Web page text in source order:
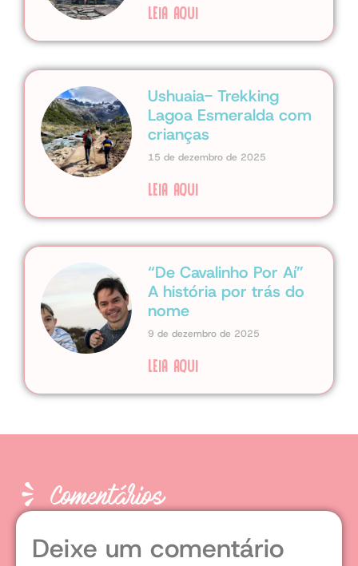
LEIA AQUI
Ushuaia- Trekking
Lagoa Esmeralda com
crianças
15 de dezembro de 2025
LEIA AQUI
“De Cavalinho Por Aí”
A história por trás do
nome
9 de dezembro de 2025
LEIA AQUI
Comentários
Deixe um comentário